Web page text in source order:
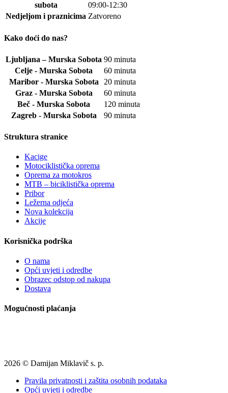
proizvoda
subota
09:00-12:30
Nedjeljom i praznicima Zatvoreno
Kako doći do nas?
Ljubljana – Murska Sobota 90 minuta
Celje - Murska Sobota
60 minuta
Maribor - Murska Sobota
20 minuta
Graz - Murska Sobota
60 minuta
Beč - Murska Sobota
120 minuta
Zagreb - Murska Sobota
90 minuta
Struktura stranice
Kacige
Motociklistička oprema
Oprema za motokros
MTB – biciklistička oprema
Pribor
Ležerna odjeća
Nova kolekcija
Akcije
Korisnička podrška
O nama
Opći uvjeti i odredbe
Obrazec odstop od nakupa
Dostava
Mogućnosti plaćanja
2026 © Damijan Miklavič s. p.
Pravila privatnosti i zaštita osobnih podataka
Opći uvjeti i odredbe